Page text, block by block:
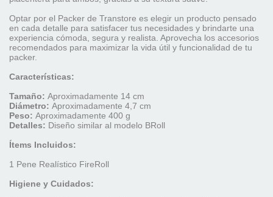
Optar por el Packer de Transtore es elegir un producto pensado
en cada detalle para satisfacer tus necesidades y brindarte una
experiencia cómoda, segura y realista. Aprovecha los accesorios
recomendados para maximizar la vida útil y funcionalidad de tu
packer.
Características:
Tamaño: Aproximadamente 14 cm
Diámetro: Aproximadamente 4,7 cm
Peso: Aproximadamente 400 g
Detalles: Diseño similar al modelo BRoll
Ítems Incluidos:
1 Pene Realístico FireRoll
Higiene y Cuidados: